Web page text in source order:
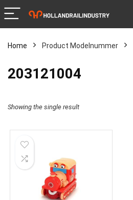
Home Product Modelnummer
‎203121004
Showing the single result